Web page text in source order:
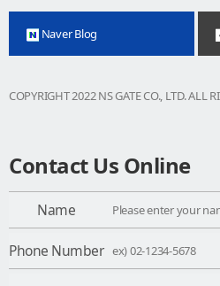
Naver Blog
COPYRIGHT 2022 NS GATE CO., LTD. ALL
Contact Us Online
Name
Phone Number